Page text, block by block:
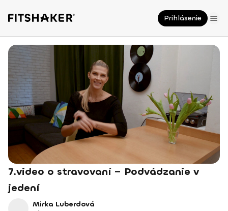
Prihlásenie
7.video o stravovaní – Podvádzanie v
jedení
Mirka Luberdová